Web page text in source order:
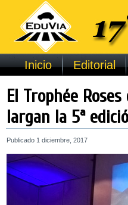
Inicio Editorial
El Trophée
largan la 5ª
Publicado 1 diciembre, 2017